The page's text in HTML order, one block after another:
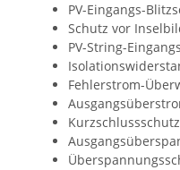
PV-Eingangs-
Schutz vor
PV-String-
Fehlerstrom-